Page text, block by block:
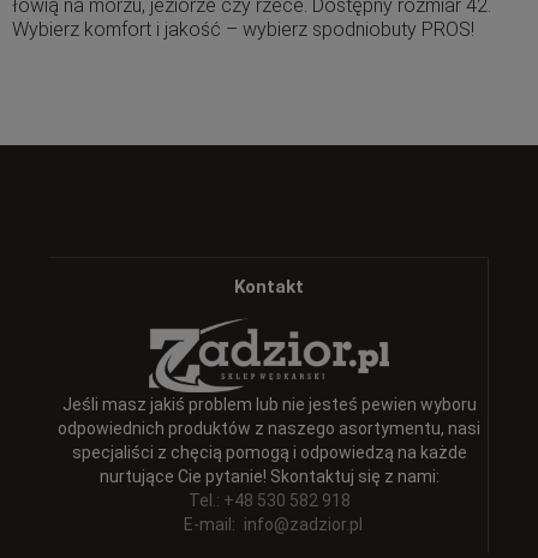
łowią na morzu, jeziorze czy rzece. Dostępny rozmiar 42.
Wybierz komfort i jakość – wybierz spodniobuty PROS!
Kontakt
Jeśli masz jakiś problem lub nie jesteś pewien wyboru
odpowiednich produktów z naszego asortymentu, nasi
specjaliści z chęcią pomogą i odpowiedzą na każde
nurtujące Cie pytanie! Skontaktuj się z nami:
Tel.: +48 530 582 918
E-mail: info@zadzior.pl